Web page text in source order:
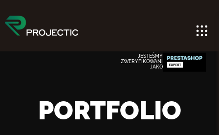
JESTEŚMY
ZWERYFIKOWANI
JAKO
PORTFOLIO